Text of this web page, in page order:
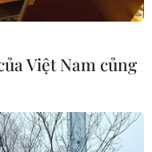
Việt Nam củng